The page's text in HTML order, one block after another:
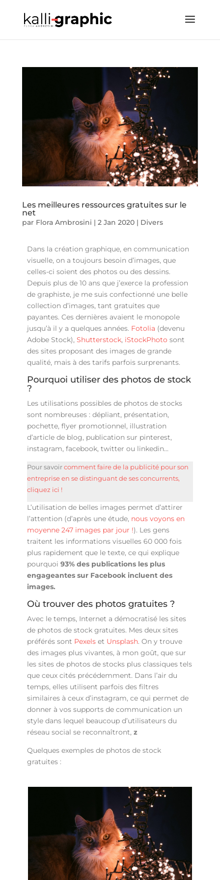
Les meilleures ressources gratuites sur le
net
par Flora Ambrosini | 2 Jan 2020| Divers
Dans la création graphique, en communication
visuelle, on a toujours besoin d’images, que
celles-ci soient des photos ou des dessins.
Depuis plus de 10 ans que j’exerce la profession
de graphiste, je me suis confectionné une belle
collection d’images, tant gratuites que
payantes. Ces dernières avaient le monopole
jusqu’à il y a quelques années. Fotolia (devenu
Adobe Stock), Shutterstock, iStockPhoto sont
des sites proposant des images de grande
qualité, mais à des tarifs parfois surprenants.
Pourquoi utiliser des photos de stock
?
Les utilisations possibles de photos de stocks
sont nombreuses : dépliant, présentation,
pochette, flyer promotionnel, illustration
d’article de blog, publication sur pinterest,
instagram, facebook, twitter ou linkedin…
Pour savoircomment faire de la publicité pour son
entreprise en se distinguant de ses concurrents,
cliquez ici !
L’utilisation de belles images permet d’attirer
l’attention (d’après une étude, nous voyons en
moyenne 247 images par jour !). Les gens
traitent les informations visuelles 60 000 fois
plus rapidement que le texte, ce qui explique
pourquoi 93% des publications les plus
engageantes sur Facebook incluent des
images.
Où trouver des photos gratuites ?
Avec le temps, Internet a démocratisé les sites
de photos de stock gratuites. Mes deux sites
préférés sont Pexels et Unsplash. On y trouve
des images plus vivantes, à mon goût, que sur
les sites de photos de stocks plus classiques tels
que ceux cités précédemment. Dans l’air du
temps, elles utilisent parfois des filtres
similaires à ceux d’instagram, ce qui permet de
donner à vos supports de communication un
style dans lequel beaucoup d’utilisateurs du
réseau social se reconnaîtront, z
Quelques exemples de photos de stock
gratuites :